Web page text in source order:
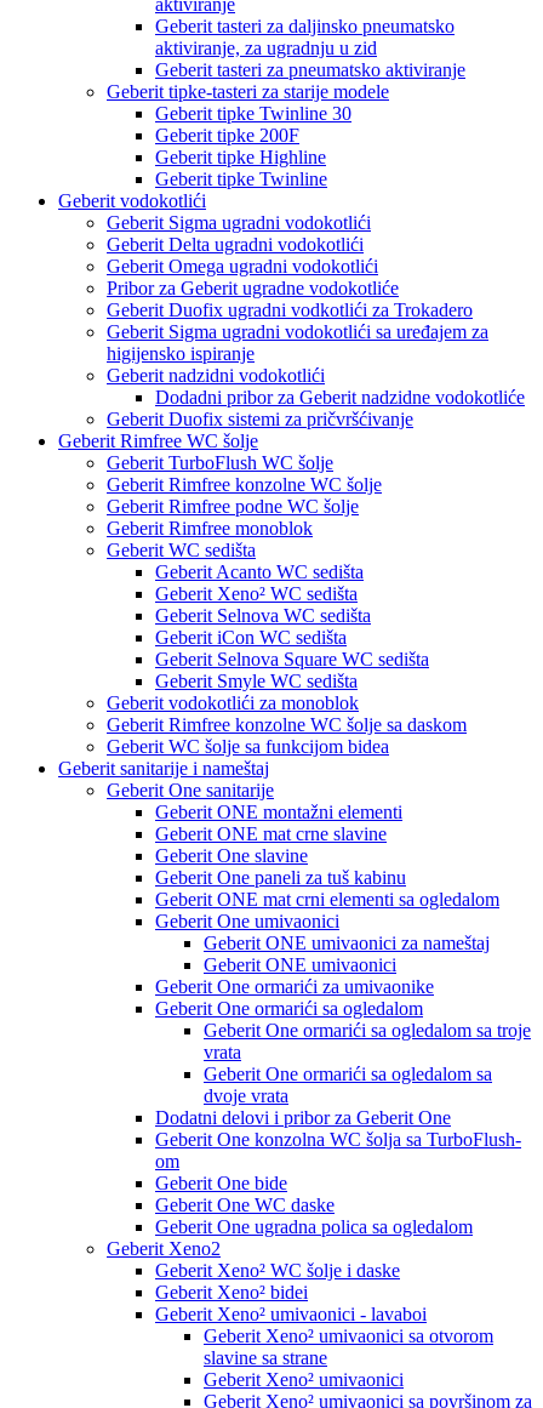
aktiviranje
Geberit tasteri za daljinsko pneumatsko
aktiviranje, za ugradnju u zid
Geberit tasteri za pneumatsko aktiviranje
Geberit tipke-tasteri za starije modele
Geberit tipke Twinline 30
Geberit tipke 200F
Geberit tipke Highline
Geberit tipke Twinline
Geberit vodokotlići
Geberit Sigma ugradni vodokotlići
Geberit Delta ugradni vodokotlići
Geberit Omega ugradni vodokotlići
Pribor za Geberit ugradne vodokotliće
Geberit Duofix ugradni vodkotlići za Trokadero
Geberit Sigma ugradni vodokotlići sa uređajem za
higijensko ispiranje
Geberit nadzidni vodokotlići
Dodadni pribor za Geberit nadzidne vodokotliće
Geberit Duofix sistemi za pričvršćivanje
Geberit Rimfree WC šolje
Geberit TurboFlush WC šolje
Geberit Rimfree konzolne WC šolje
Geberit Rimfree podne WC šolje
Geberit Rimfree monoblok
Geberit WC sedišta
Geberit Acanto WC sedišta
Geberit Xeno² WC sedišta
Geberit Selnova WC sedišta
Geberit iCon WC sedišta
Geberit Selnova Square WC sedišta
Geberit Smyle WC sedišta
Geberit vodokotlići za monoblok
Geberit Rimfree konzolne WC šolje sa daskom
Geberit WC šolje sa funkcijom bidea
Geberit sanitarije i nameštaj
Geberit One sanitarije
Geberit ONE montažni elementi
Geberit ONE mat crne slavine
Geberit One slavine
Geberit One paneli za tuš kabinu
Geberit ONE mat crni elementi sa ogledalom
Geberit One umivaonici
Geberit ONE umivaonici za nameštaj
Geberit ONE umivaonici
Geberit One ormarići za umivaonike
Geberit One ormarići sa ogledalom
Geberit One ormarići sa ogledalom sa troje
vrata
Geberit One ormarići sa ogledalom sa
dvoje vrata
Dodatni delovi i pribor za Geberit One
Geberit One konzolna WC šolja sa TurboFlush-
om
Geberit One bide
Geberit One WC daske
Geberit One ugradna polica sa ogledalom
Geberit Xeno2
Geberit Xeno² WC šolje i daske
Geberit Xeno² bidei
Geberit Xeno² umivaonici - lavaboi
Geberit Xeno² umivaonici sa otvorom
slavine sa strane
Geberit Xeno² umivaonici
Geberit Xeno² umivaonici sa površinom za